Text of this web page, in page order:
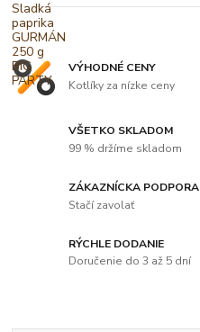
VÝHODNÉ CENY
Kotlíky za nízke ceny
VŠETKO SKLADOM
99 % držíme skladom
ZÁKAZNÍCKA PODPORA
Stačí zavolať
RÝCHLE DODANIE
Doručenie do 3 až 5 dní